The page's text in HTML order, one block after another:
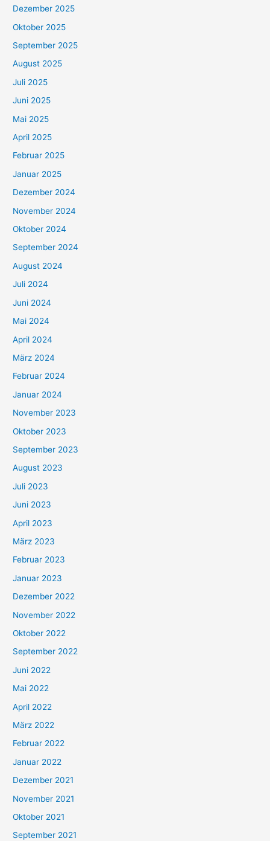
Dezember 2025
Oktober 2025
September 2025
August 2025
Juli 2025
Juni 2025
Mai 2025
April 2025
Februar 2025
Januar 2025
Dezember 2024
November 2024
Oktober 2024
September 2024
August 2024
Juli 2024
Juni 2024
Mai 2024
April 2024
März 2024
Februar 2024
Januar 2024
November 2023
Oktober 2023
September 2023
August 2023
Juli 2023
Juni 2023
April 2023
März 2023
Februar 2023
Januar 2023
Dezember 2022
November 2022
Oktober 2022
September 2022
Juni 2022
Mai 2022
April 2022
März 2022
Februar 2022
Januar 2022
Dezember 2021
November 2021
Oktober 2021
September 2021